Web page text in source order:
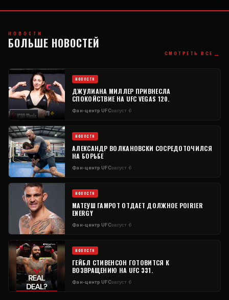
НОВОСТИ
БОЛЬШЕ НОВОСТЕЙ
СМОТРЕТЬ ВСЕ →
НОВОСТИ
ДЖУЛИАНА МИЛЛЕР ПРИВНЕСЛА
СПОКОЙСТВИЕ НА UFC VEGAS 120.
Фан-центр UFCавгуст 6
НОВОСТИ
АЛЕКСАНДР ВОЛКАНОВСКИ СОСРЕДОТОЧИЛСЯ
НА БОРЬБЕ
Фан-центр UFCавгуст 6
НОВОСТИ
МАТЕУШ ГАМРОТ ОТДАЕТ ДОЛЖНОЕ POIRIER
ENERGY
Фан-центр UFCавгуст 6
НОВОСТИ
ГЕЙБЛ СТИВЕНСОН ГОТОВИТСЯ К
ВОЗВРАЩЕНИЮ НА UFC 331.
Фан-центр UFCавгуст 6